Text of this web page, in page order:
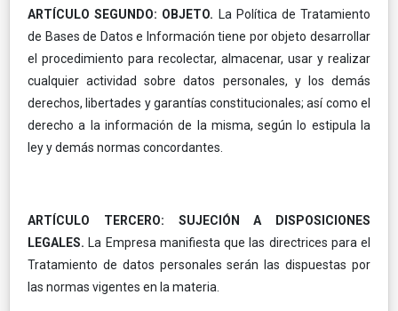
ARTÍCULO SEGUNDO: OBJETO. La Política de Tratamiento
de Bases de Datos e Información tiene por objeto desarrollar
el procedimiento para recolectar, almacenar, usar y realizar
cualquier actividad sobre datos personales, y los demás
derechos, libertades y garantías constitucionales; así como el
derecho a la información de la misma, según lo estipula la
ley y demás normas concordantes.
ARTÍCULO TERCERO: SUJECIÓN A DISPOSICIONES
LEGALES. La Empresa manifiesta que las directrices para el
Tratamiento de datos personales serán las dispuestas por
las normas vigentes en la materia.